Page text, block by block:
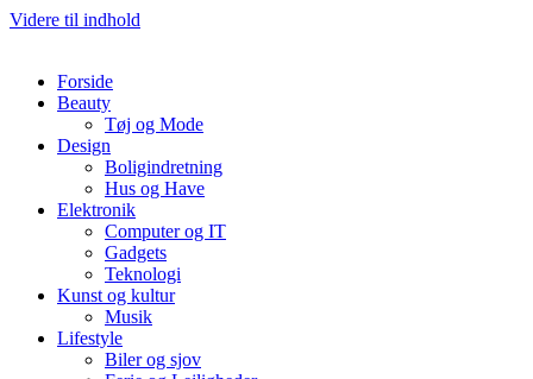
Videre til indhold
Forside
Beauty
Tøj og Mode
Design
Boligindretning
Hus og Have
Elektronik
Computer og IT
Gadgets
Teknologi
Kunst og kultur
Musik
Lifestyle
Biler og sjov